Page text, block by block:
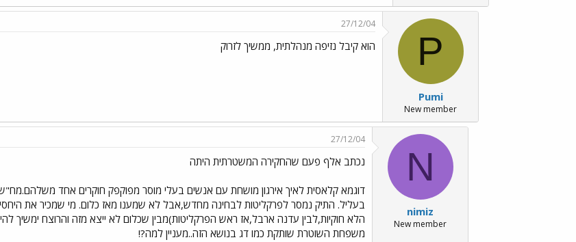
P
Pumi
New member
27/12/04
הוא קיבל נזיפה מנהלתית, ממשיך לזרוק
N
nimiz
New member
27/12/04
נכתב אלף פעם שהחקירה המשטרתית היתה
דוגמא קלאסית לאיך אירגון מושחת עם אנשים בעלי מוסר מפוקפק חוקרים אחד
בעליל. התיק נמסר לפרקליטות לבחינה מחדש,אבל לא שמענו מאז כלום. מי שמכיר את
הלא חוקיות,לבין עדנה ארבל,אז ראש הפרקליטות)מבין שכלום לא ייצא מזה והרוצח
משפחת השוטרת שותקת כמו דג בנושא הזה..מעניין למה?!